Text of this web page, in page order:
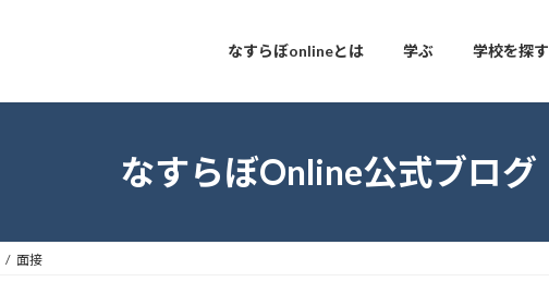
なすらぼonlineとは 学ぶ 学校を探す
なすらぼOnline公式ブログ
面接